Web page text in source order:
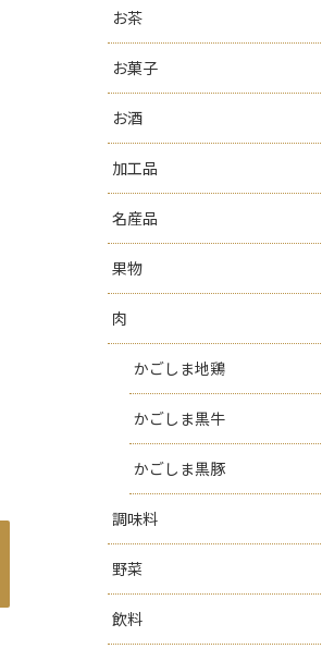
お茶
お菓子
お酒
加工品
名産品
果物
肉
かごしま地鶏
かごしま黒牛
かごしま黒豚
調味料
野菜
飲料